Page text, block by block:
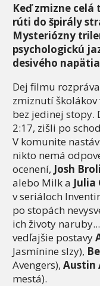
Keď zmizne
rúti do špirály
Mysteriózny
psychologickú
desivého
Dej filmu
zmiznutí školákov
bez jedinej stopy.
2:17, zišli po
V komunite
nikto nemá
ocenení, Josh
alebo Milk a Julia
v seriáloch
po stopách
ich životy
vedľajšie postavy
Jasmínine slzy),
Avengers), Austin
mestá).